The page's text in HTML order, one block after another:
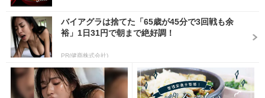
バイアグラは捨てた「65歳が45分で3回戦も余
裕」1日31円で朝まで絶好調！
PR(健商株式会社)